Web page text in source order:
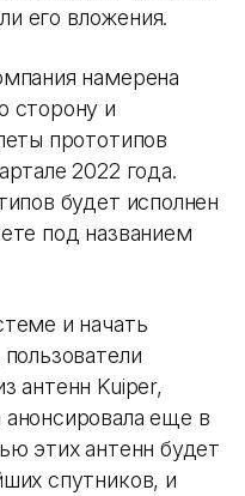
его вложения.
намерена
сторону и
прототипов
2022 года.
будет исполнен
под названием
и начать
антенн Kuiper,
еще в
этих антенн будет
спутников, и